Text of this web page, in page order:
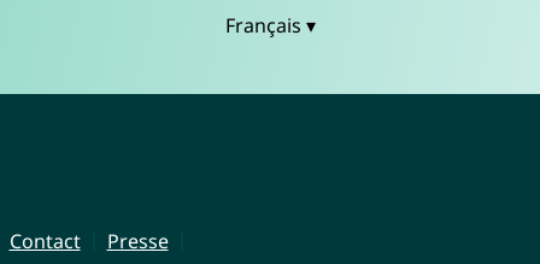
Français ▾
Contact
Presse